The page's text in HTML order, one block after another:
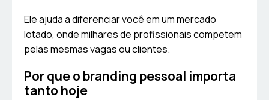
Ele ajuda a diferenciar você em um mercado
lotado, onde milhares de profissionais competem
pelas mesmas vagas ou clientes.
Por que o branding pessoal importa
tanto hoje